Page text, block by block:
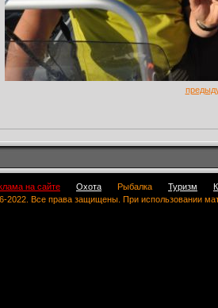
на сайте Охота Рыбалка Туризм
2022. Все права защищены. При использовании